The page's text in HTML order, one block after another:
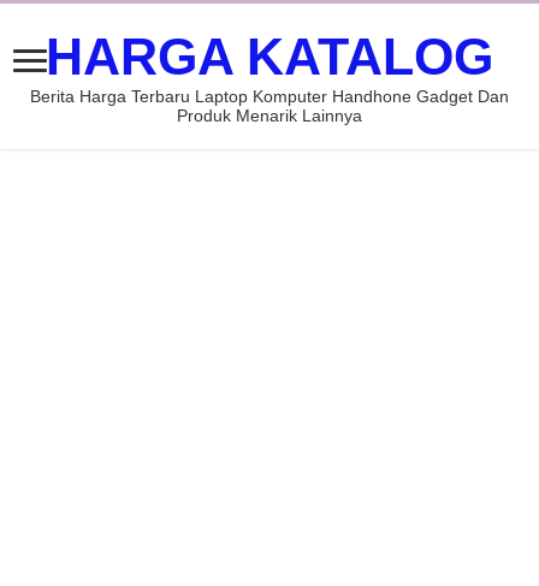
HARGA KATALOG
Berita Harga Terbaru Laptop Komputer Handhone Gadget Dan
Produk Menarik Lainnya